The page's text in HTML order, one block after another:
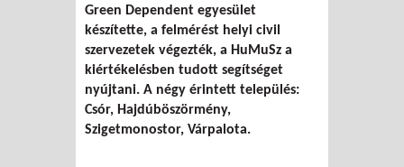
Green Dependent egyesület
készítette, a felmérést helyi civil
szervezetek végezték, a HuMuSz a
kiértékelésben tudott segítséget
nyújtani. A négy érintett település:
Csór, Hajdúböszörmény,
Szigetmonostor, Várpalota.